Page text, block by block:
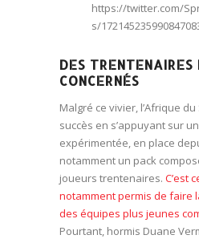
https://twitter.com/
s/
DES TRENTENAIRES
CONCERNÉS
Malgré ce vivier, l’Afrique
succès en s’appuyant sur
expérimentée, en place
notamment un pack
joueurs trentenaires. C’est
notamment permis de faire
des équipes plus jeunes
Pourtant, hormis Duane